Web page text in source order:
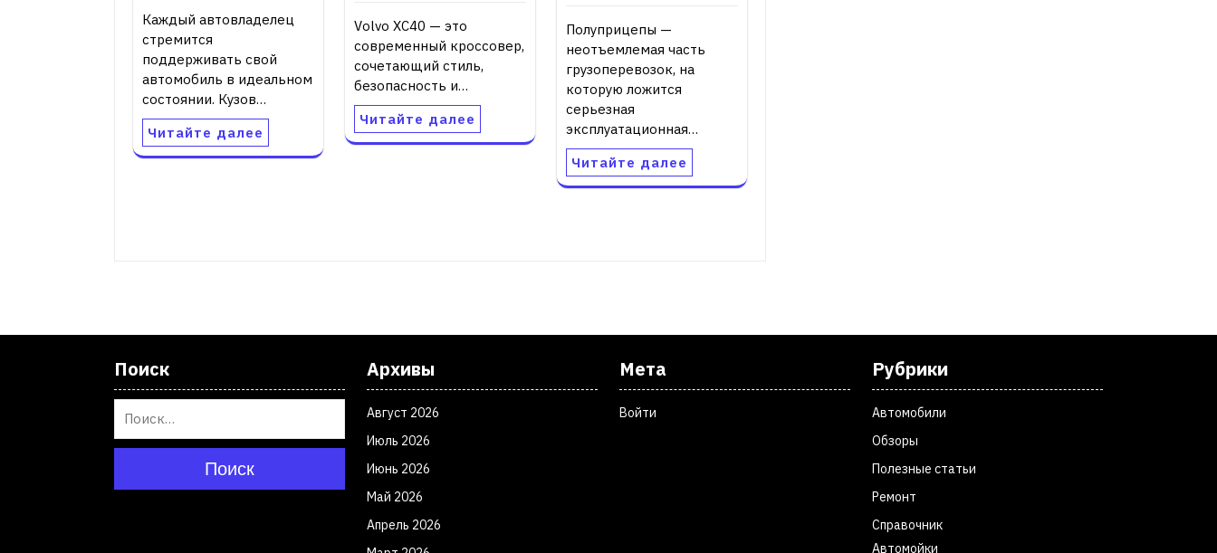
Каждый автовладелец
стремится
поддерживать свой
автомобиль в идеальном
состоянии. Кузов…
Читайте далее
Volvo XC40 — это
современный кроссовер,
сочетающий стиль,
безопасность и…
Читайте далее
Полуприцепы —
неотъемлемая часть
грузоперевозок, на
которую ложится
серьезная
эксплуатационная…
Читайте далее
Поиск
Поиск
Архивы
Август 2026
Июль 2026
Июнь 2026
Май 2026
Апрель 2026
Мета
Войти
Рубрики
Автомобили
Обзоры
Полезные статьи
Ремонт
Справочник
Автомойки